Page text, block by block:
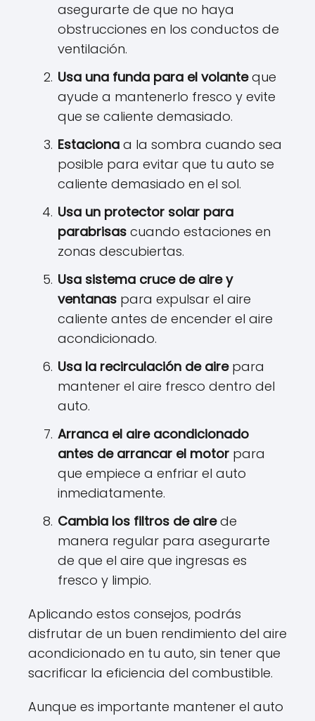
asegurarte de que no haya
obstrucciones en los conductos de
ventilación.
Usa una funda para el volanteque
ayude a mantenerlo fresco y evite
que se caliente demasiado.
Estaciona a la sombra cuando sea
posible para evitar que tu auto se
caliente demasiado en el sol.
Usa un protector solar para
parabrisas cuando estaciones en
zonas descubiertas.
Usa sistema cruce de aire y
ventanas para expulsar el aire
caliente antes de encender el aire
acondicionado.
Usa la recirculación de aire para
mantener el aire fresco dentro del
auto.
Arranca el aire acondicionado
antes de arrancar el motor para
que empiece a enfriar el auto
inmediatamente.
Cambia los filtros de airede
manera regular para asegurarte
de que el aire que ingresas es
fresco y limpio.
Aplicando estos consejos, podrás
disfrutar de un buen rendimiento del aire
acondicionado en tu auto, sin tener que
sacrificar la eficiencia del combustible.
Aunque es importante mantener el auto